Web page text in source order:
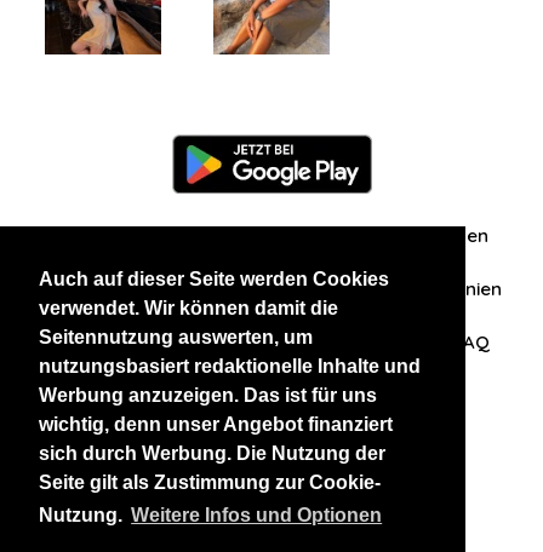
Auch auf dieser Seite werden Cookies
verwendet. Wir können damit die
Seitennutzung auswerten, um
nutzungsbasiert redaktionelle Inhalte und
Werbung anzuzeigen. Das ist für uns
wichtig, denn unser Angebot finanziert
sich durch Werbung. Die Nutzung der
Seite gilt als Zustimmung zur Cookie-
Nutzung. Weitere Infos und Optionen
Zuschriften/Erfahrungen
Datenschutzerklärung AGB Datenschutzrichtlinien
Nehmen Sie Kontakt mit uns auf FAQ
Unsere anderen Websites
BlackAndBeauties RussianKisses